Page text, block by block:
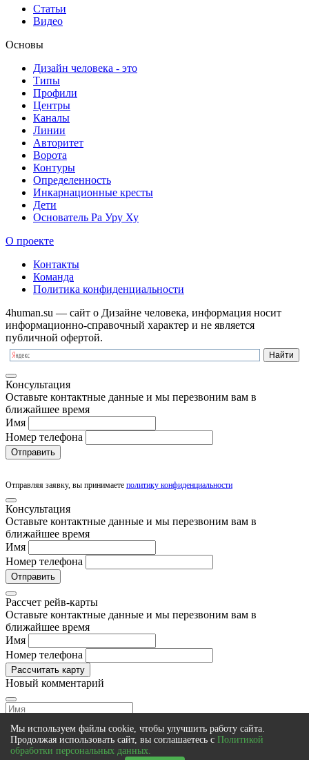
Статьи
Видео
Основы
Дизайн человека - это
Типы
Профили
Центры
Каналы
Линии
Авторитет
Ворота
Контуры
Определенность
Инкарнационные кресты
Дети
Основатель Ра Уру Ху
О проекте
Контакты
Команда
Политика конфиденциальности
4human.su — сайт о Дизайне человека, информация носит
информационно-справочный характер и не является
публичной офертой.
Консультация
Оставьте контактные данные и мы перезвоним вам в
ближайшее время
Имя
Номер телефона
Отправить
Отправляя заявку, вы принимаете политику конфиденциальности
Консультация
Оставьте контактные данные и мы перезвоним вам в
ближайшее время
Имя
Номер телефона
Отправить
Рассчет рейв-карты
Оставьте контактные данные и мы перезвоним вам в
ближайшее время
Имя
Номер телефона
Рассчитать карту
Новый комментарий
Мы используем файлы cookie, чтобы улучшить работу сайта.
Продолжая использовать сайт, вы соглашаетесь с Политикой
обработки персональных данных.